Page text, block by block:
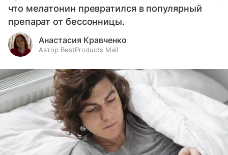
что мелатонин превратился в популярный
препарат от бессонницы.
Анастасия Кравченко
Автор BestProducts Mail